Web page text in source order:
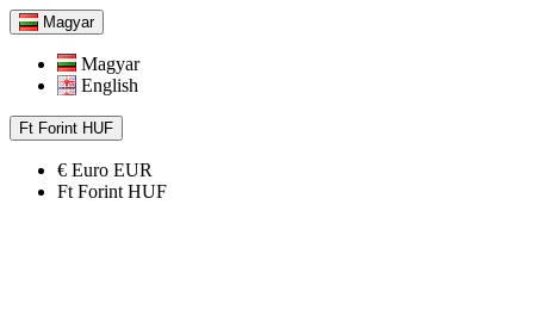
Magyar
Magyar
English
Ft Forint HUF
€ Euro EUR
Ft Forint HUF